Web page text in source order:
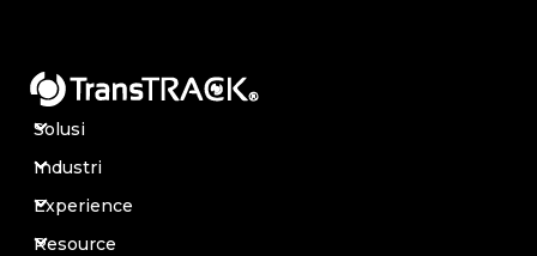
Solusi
Industri
Experience
Resource